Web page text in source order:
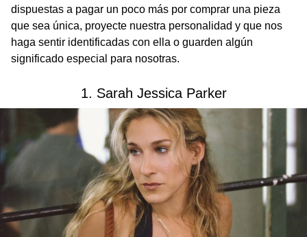
dispuestas a pagar un poco más por comprar una pieza
que sea única, proyecte nuestra personalidad y que nos
haga sentir identificadas con ella o guarden algún
significado especial para nosotras.
1. Sarah Jessica Parker